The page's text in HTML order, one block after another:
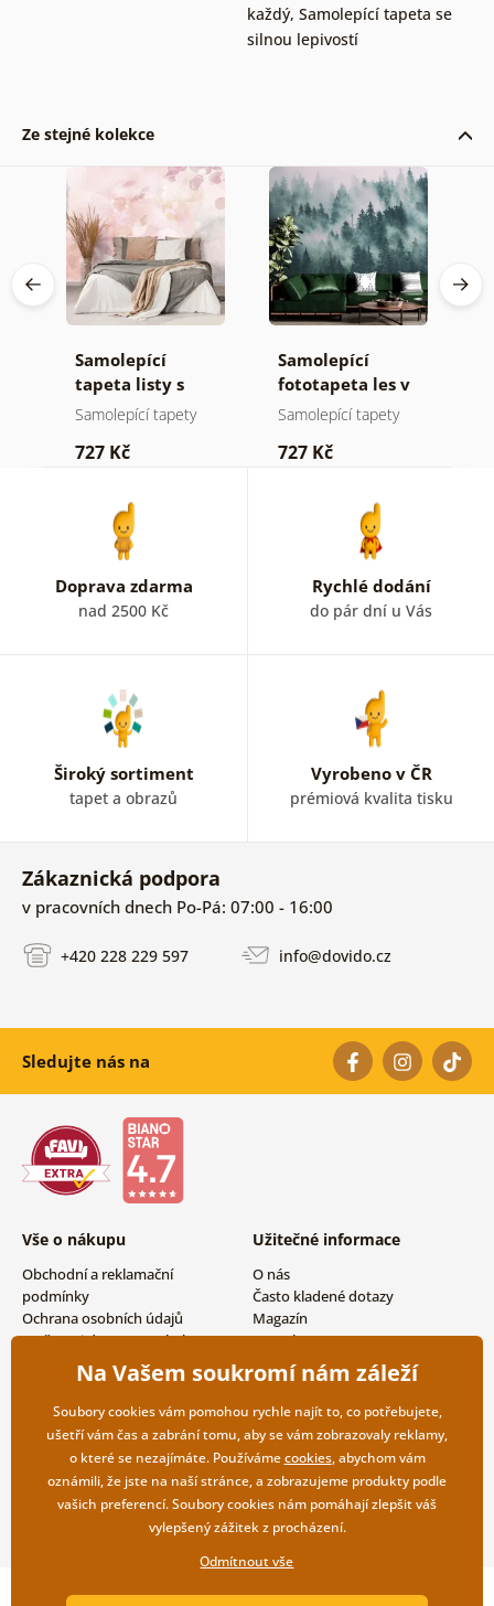
každý, Samolepící tapeta se
silnou lepivostí
Ze stejné kolekce
Samolepící
tapeta listy s
pastelovým
Samolepící tapety
727 Kč
Samolepící
fototapeta les v
mlze
Samolepící tapety
727 Kč
Doprava zdarma
nad 2500 Kč
Rychlé dodání
do pár dní u Vás
Široký sortiment
tapet a obrazů
Vyrobeno v ČR
prémiová kvalita tisku
Zákaznická podpora
v pracovních dnech Po-Pá: 07:00 - 16:00
+420 228 229 597 info@dovido.cz
Sledujte nás na
Vše o nákupu
Obchodní a reklamační
podmínky
Ochrana osobních údajů
Možnosti dopravy a platby
Vrácení zboží
Užitečné informace
O nás
Často kladené dotazy
Magazín
Kontakty
Velkoobchodní spolupráce
Copyright ©2019 © Dovido.cz.
Na Vašem soukromí nám záleží
Soubory cookies vám pomohou rychle najít to, co potřebujete,
ušetří vám čas a zabrání tomu, aby se vám zobrazovaly reklamy,
o které se nezajímáte. Používámecookies, abychom vám
oznámili, že jste na naší stránce, a zobrazujeme produkty podle
vašich preferencí. Soubory cookies nám pomáhají zlepšit váš
vylepšený zážitek z procházení.
Odmítnout vše